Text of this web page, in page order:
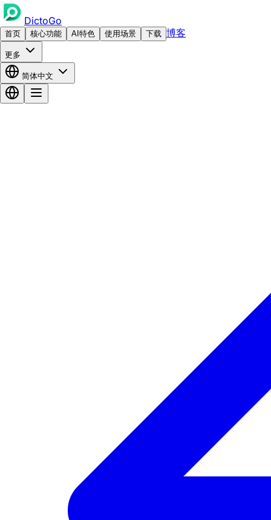
DictoGo
首页 核心功能 AI特色 使用场景 下载 博客
更多
简体中文